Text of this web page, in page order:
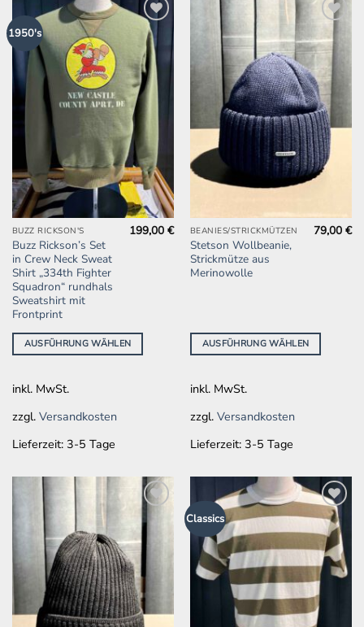
1950's
Wunschliste
hinzufügen
BUZZ RICKSON'S
Buzz Rickson’s Set
in Crew Neck Sweat
Shirt „334th Fighter
Squadron“ rundhals
Sweatshirt mit
Frontprint
199,00€
AUSFÜHRUNG WÄHLEN
Dieses
Produkt
weist
mehrere
Varianten
auf.
Die
Optionen
auf
Produktseite
gewählt
inkl. MwSt.
zzgl. Versandkosten
Lieferzeit: 3-5 Tage
Wunschliste
hinzufügen
BEANIES/STRICKMÜTZEN
Stetson Wollbeanie,
Strickmütze aus
Merinowolle
79,00€
AUSFÜHRUNG WÄHLEN
Dieses
Produkt
weist
Die
Optionen
auf
Produktseite
gewählt
inkl. MwSt.
zzgl. Versandkosten
Lieferzeit: 3-5 Tage
Zur
Wunschliste
hinzufügen
Classics
Zur
Wunschliste
hinzufügen